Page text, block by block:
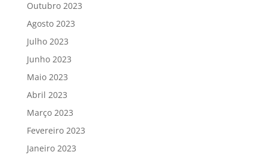
Outubro 2023
Agosto 2023
Julho 2023
Junho 2023
Maio 2023
Abril 2023
Março 2023
Fevereiro 2023
Janeiro 2023